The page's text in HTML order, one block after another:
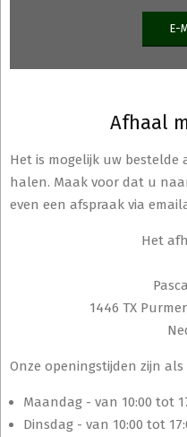
E-
Afhaal
Het is mogelijk uw bestelde
halen. Maak voor dat u
even een afspraak via
Het
1446 TX
Onze openingstijden zijn als
Maandag - van 10:00 tot
Dinsdag - van 10:00 tot